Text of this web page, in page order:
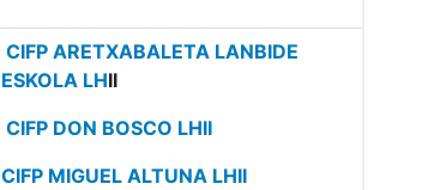
CIFP ARETXABALETA LANBIDE
ESKOLA LHII
CIFP DON BOSCO LHII
CIFP MIGUEL ALTUNA LHII